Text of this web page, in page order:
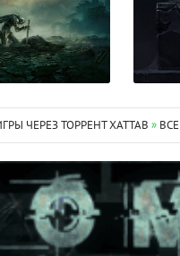
ЧЕРЕЗ ТОРРЕНТ XATTAB »